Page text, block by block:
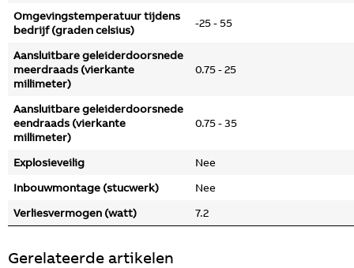
Omgevingstemperatuur tijdens
bedrijf (graden celsius)
-25 - 55
Aansluitbare geleiderdoorsnede
meerdraads (vierkante
millimeter)
0.75 - 25
Aansluitbare geleiderdoorsnede
eendraads (vierkante
millimeter)
0.75 - 35
Explosieveilig
Nee
Inbouwmontage (stucwerk)
Nee
Verliesvermogen (watt)
7.2
Gerelateerde artikelen